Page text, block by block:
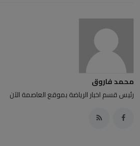
محمد فاروق
رئيس قسم اخبار الرياضة بموقع العاصمة الآن